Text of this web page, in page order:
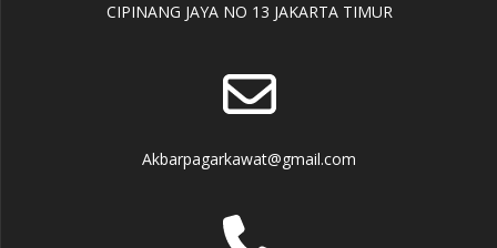
CIPINANG JAYA NO 13 JAKARTA TIMUR
Akbarpagarkawat@gmail.com